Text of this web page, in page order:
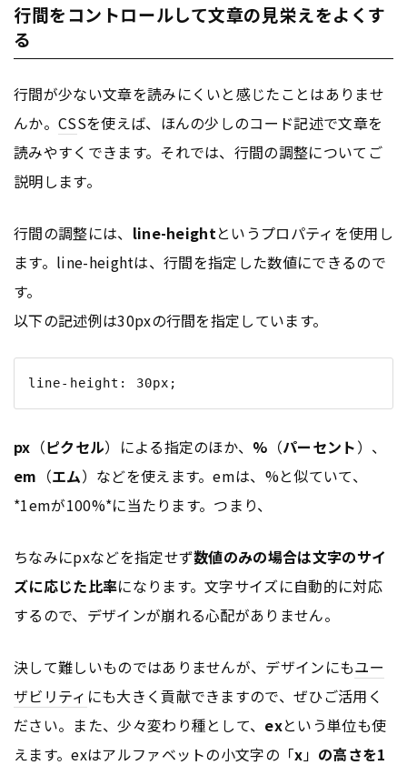
行間をコントロールして文章の見栄えをよくす
る
行間が少ない文章を読みにくいと感じたことはありませ
んか。 CSSを使えば、ほんの少しのコード記述で文章を
読みやすくできます。それでは、行間の調整についてご
説明します。
行間の調整には、 line-heightというプロパティを使用し
ます。line-heightは、行間を指定した数値にできるので
す。
以下の記述例は30pxの行間を指定しています。
px （ピクセル）による指定のほか、 % （パーセント）、
em （エム）などを使えます。emは、%と似ていて、
*1emが100%*に当たります。つまり、
ちなみにpxなどを指定せず数値のみの場合は文字のサイ
ズに応じた比率になります。文字サイズに自動的に対応
するので、デザインが崩れる心配がありません。
決して難しいものではありませんが、デザインにもユー
ザビリティ にも大きく貢献できますので、ぜひご活用く
ださい。また、少々変わり種として、 exという単位も使
えます。exはアルファベットの小文字の「x 」 の高さを1